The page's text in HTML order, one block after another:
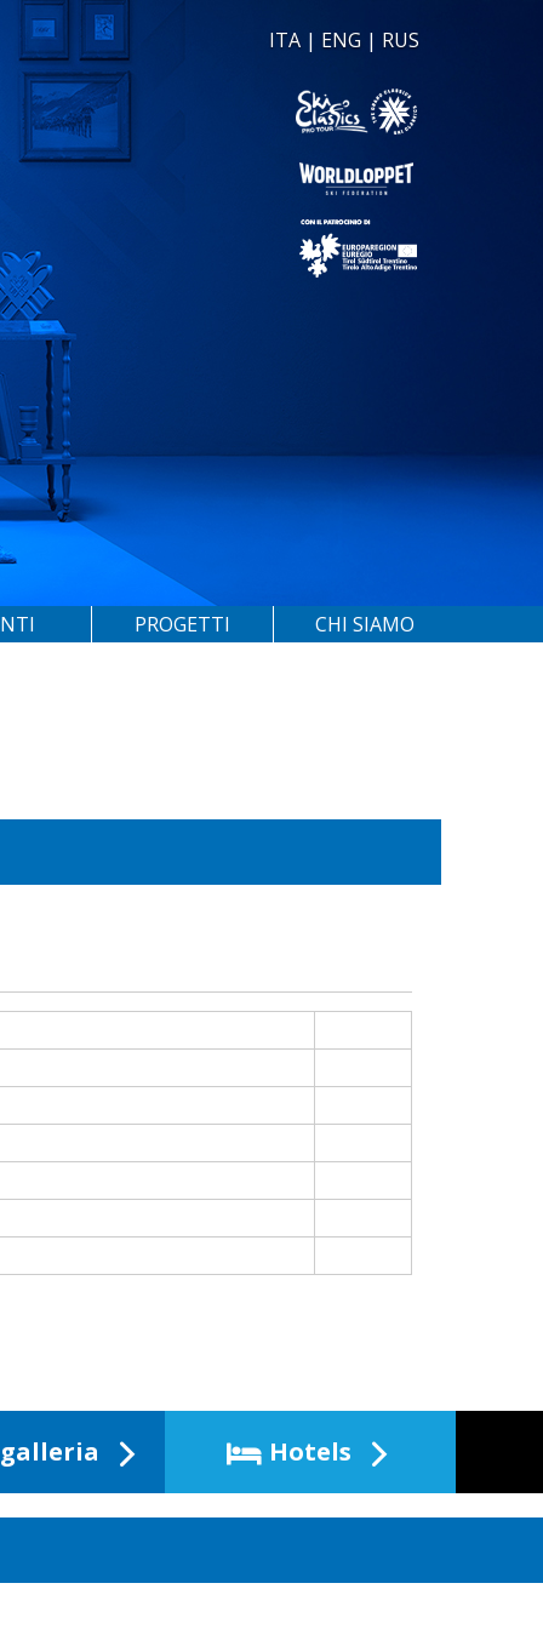
ITA | ENG | RUS
PROGETTI CHI SIAMO
galleria Hotels